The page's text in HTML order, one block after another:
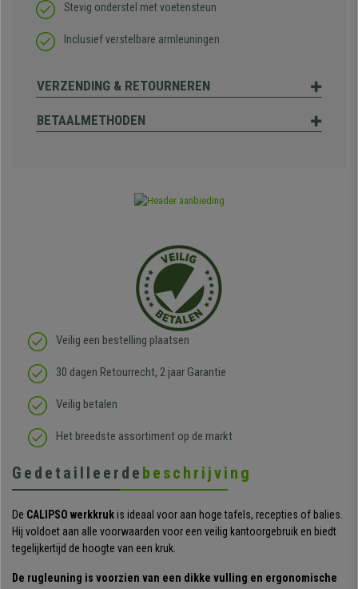
Stevig onderstel met voetensteun
Inclusief verstelbare armleuningen
VERZENDING & RETOURNEREN
BETAALMETHODEN
Veilig een bestelling plaatsen
30 dagen Retourrecht, 2 jaar Garantie
Veilig betalen
Het breedste assortiment op de markt
Gedetailleerde beschrijving
De CALIPSO werkkrukis ideaal voor aan hoge tafels, recepties of balies.
Hij voldoet aan alle voorwaarden voor een veilig kantoorgebruik en biedt
tegelijkertijd de hoogte van een kruk.
De rugleuning is voorzien van een dikke vulling en ergonomische